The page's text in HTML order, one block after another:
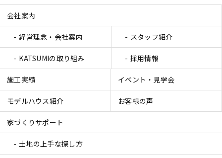
会社案内
経営理念・会社案内 スタッフ紹介
KATSUMIの取り組み 採用情報
施工実績 イベント・見学会
モデルハウス紹介 お客様の声
家づくりサポート
土地の上手な探し方